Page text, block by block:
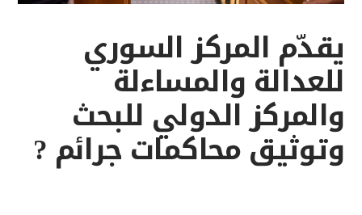
يقدّم المركز السوري
للعدالة والمساءلة
والمركز الدولي للبحث
وتوثيق محاكمات جرائم ?